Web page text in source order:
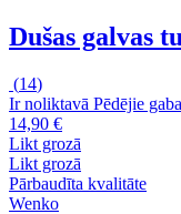
Dušas galvas
(14)
Ir noliktavā Pēdējie
14,90 €
Likt grozā
Likt grozā
Pārbaudīta kvalitāte
Wenko